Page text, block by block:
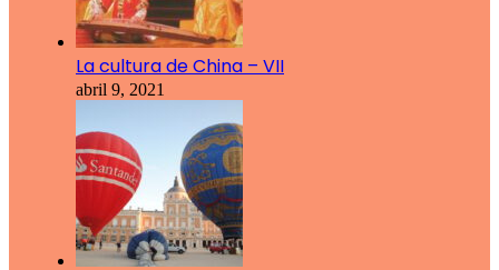
La cultura de China – VII
abril 9, 2021